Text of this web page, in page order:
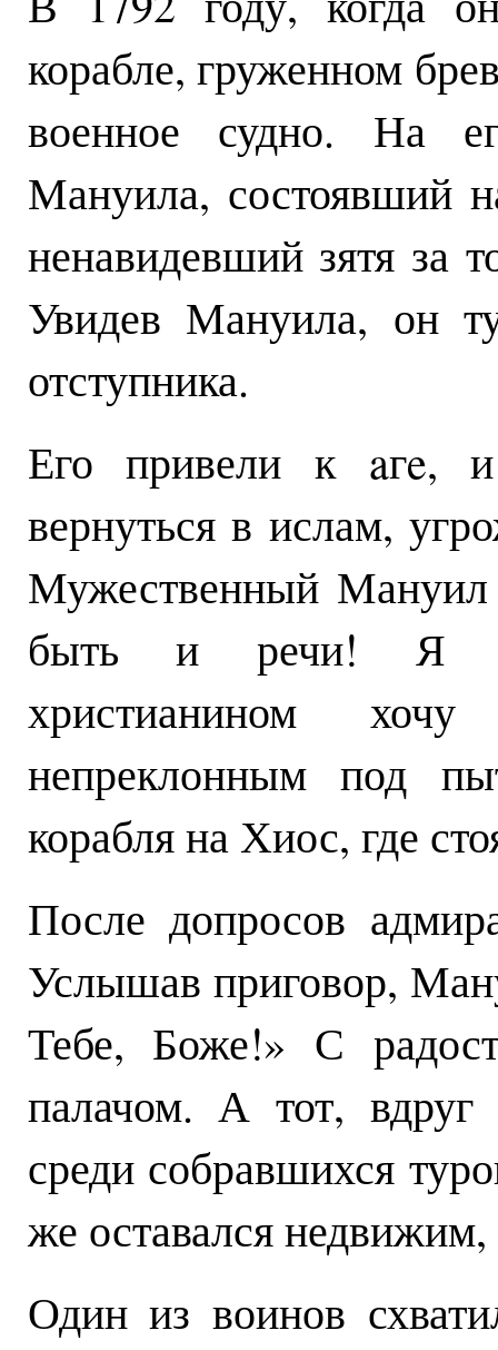
корабле, груженном
военное судно. На
Мануила, состоявший
ненавидевший зятя за
Увидев Мануила, он
отступника.
Его привели к aгe, и
вернуться в ислам,
Мужественный
быть и речи! Я
христианином
непреклонным под
корабля на Хиос, где
После допросов
Услышав приговор,
Тебе, Боже!» С
палачом. А тот, вдруг
среди собравшихся
же оставался недвижим,
Один из воинов